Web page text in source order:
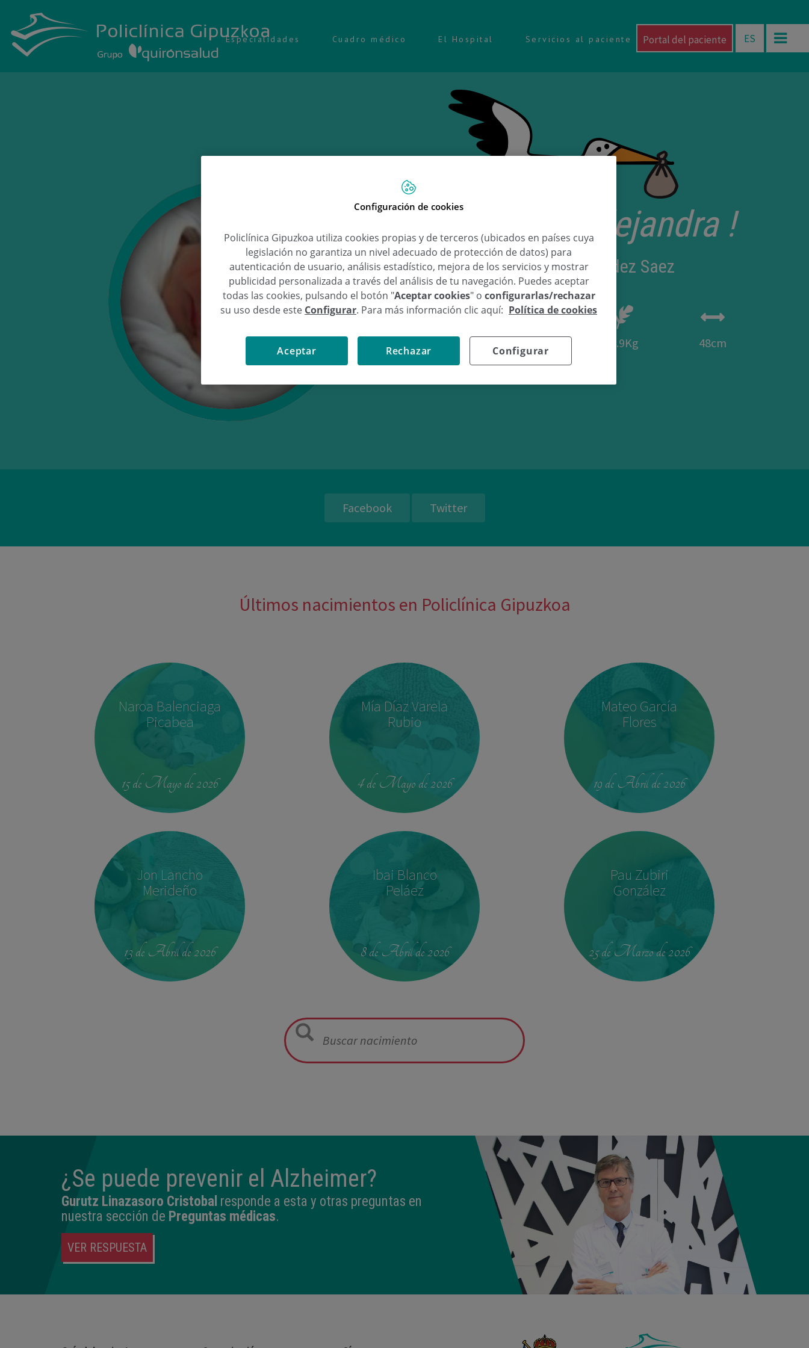
Especialidades Cuadro médico El Hospital Servicios al paciente Portal del paciente ES
Ongi etorri Alejandra !
Alejandra Hernandez Saez
24/06/08 2.9Kg 48cm
Facebook Twitter
Últimos nacimientos en Policlínica Gipuzkoa
Naroa Balenciaga
Picabea
15 de Mayo de 2026
Mía Díaz Varela
Rubio
4 de Mayo de 2026
Mateo García
Flores
19 de Abril de 2026
Jon Lancho
Merideño
13 de Abril de 2026
Ibai Blanco
Peláez
8 de Abril de 2026
Pau Zubiri
González
25 de Marzo de 2026
¿Se puede prevenir el Alzheimer?
Gurutz Linazasoro Cristobal responde a esta y otras preguntas en
nuestra sección de Preguntas médicas.
VER RESPUESTA
Configuración de cookies
Policlínica Gipuzkoa utiliza cookies propias y de terceros (ubicados en países cuya
legislación no garantiza un nivel adecuado de protección de datos) para
autenticación de usuario, análisis estadístico, mejora de los servicios y mostrar
publicidad personalizada a través del análisis de tu navegación. Puedes aceptar
todas las cookies, pulsando el botón "Aceptar cookies" o configurarlas/rechazar
su uso desde este Configurar. Para más información clic aquí: Política de cookies
Configurar
Rechazar
Aceptar